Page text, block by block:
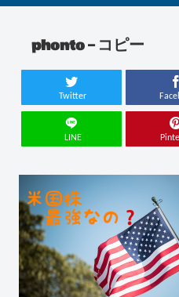
phonto – コピー
Twitter
LINE